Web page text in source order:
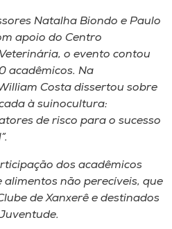
Natalha Biondo e Paulo
apoio do Centro
o evento contou
acadêmicos. Na
Costa dissertou sobre
à suinocultura:
de risco para o sucesso
dos acadêmicos
não perecíveis, que
de Xanxerê e destinados